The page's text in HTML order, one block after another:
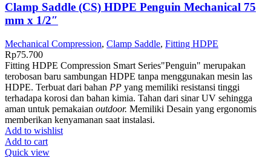
Clamp Saddle (CS) HDPE Penguin Mechanical 75
mm x 1/2″
Mechanical Compression, Clamp Saddle, Fitting HDPE
Rp75.700
Fitting HDPE Compression Smart Series"Penguin" merupakan
terobosan baru sambungan HDPE tanpa menggunakan mesin las
HDPE. Terbuat dari bahan PP yang memiliki resistansi tinggi
terhadapa korosi dan bahan kimia. Tahan dari sinar UV sehingga
aman untuk pemakaian outdoor. Memiliki Desain yang ergonomis
memberikan kenyamanan saat instalasi.
Add to wishlist
Add to cart
Quick view